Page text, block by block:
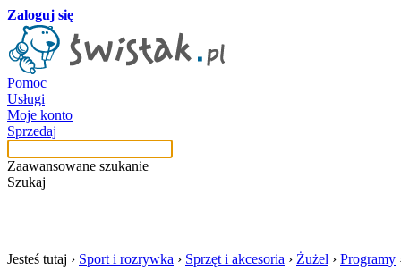
Zaloguj się
Pomoc
Usługi
Moje konto
Sprzedaj
Zaawansowane szukanie
Szukaj
Jesteś tutaj › Sport i rozrywka › Sprzęt i akcesoria › Żużel › Programy